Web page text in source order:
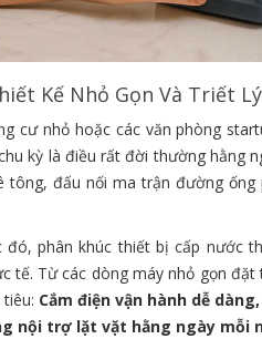
Kế Nhỏ Gọn Và Triết
cư nhỏ hoặc các văn phòng
kỳ là điều rất đời thường hằng
tông, đấu nối ma trận đường
phân khúc thiết bị cấp nước
tế. Từ các dòng máy nhỏ gọn
Cắm điện vận hành dễ
nội trợ lặt vặt hằng ngày mỗi